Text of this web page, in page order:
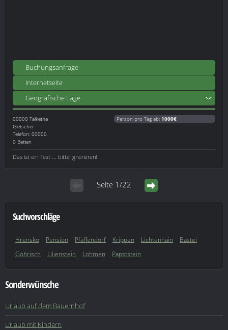
Buchungsanfrage
Internetseite
Geografische Lage
00000 Talketna
Gletscher
Telefon: 00000
0 Betten
Person pro Tag ab: 1000€
Das ist ein Test ... bitte ignorieren!
Seite 1/22
Suchvorschläge
Hrensko Pension Pfaffendorf Krippen Lichtenhain
Bastei
Gohrisch
Lilienstein Lohmen Papststein
Sonderwünsche
Urlaub auf dem Bauernhof
Urlaub mit Kindern